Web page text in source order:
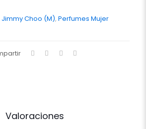
Jimmy Choo (M), Perfumes Mujer
Valoraciones